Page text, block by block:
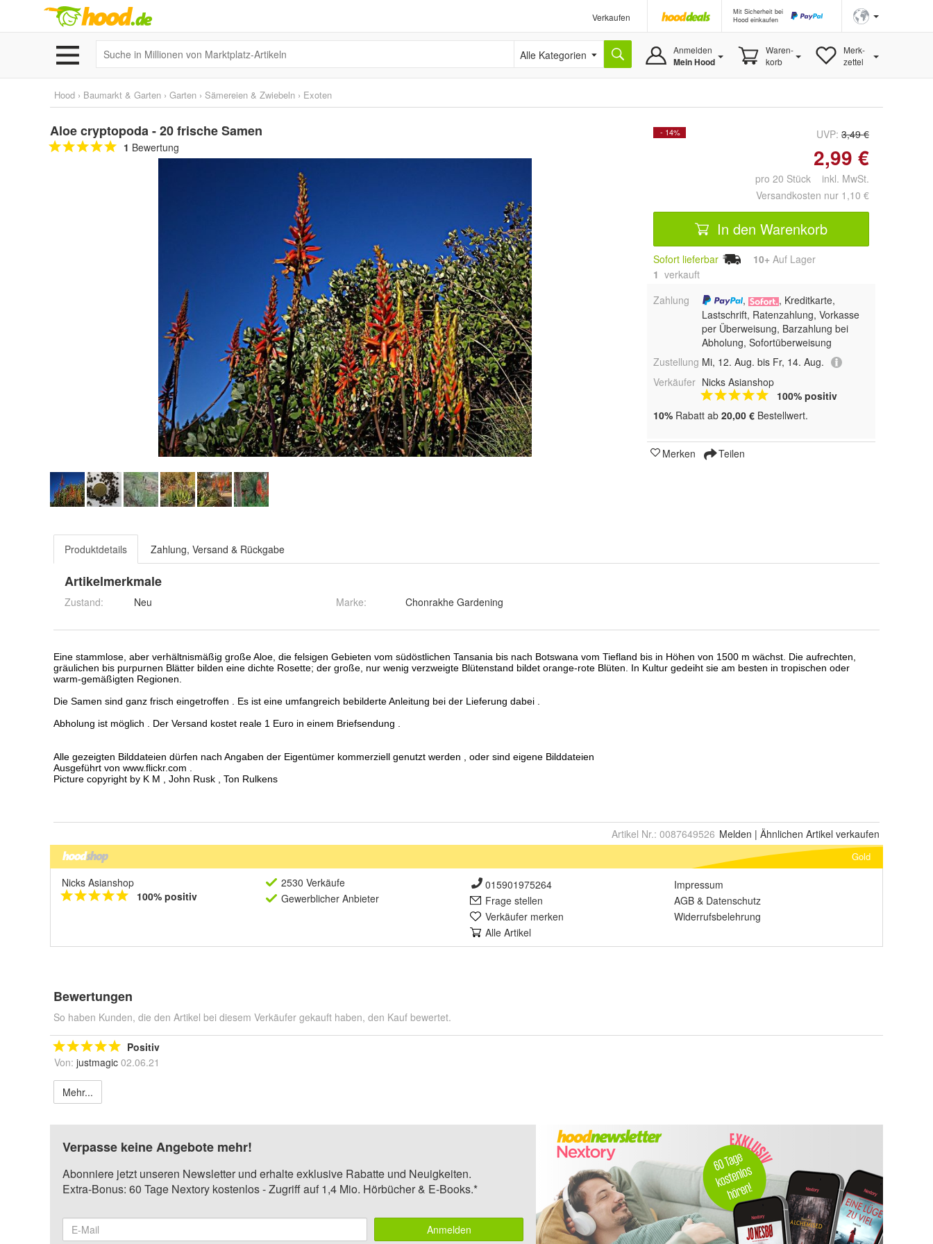
Verkaufen
Mit Sicherheit bei
Hood einkaufen
Alle Kategorien Anmelden
Mein Hood
Waren-
korb
Merk-
zettel
Hood › Baumarkt & Garten › Garten › Sämereien & Zwiebeln › Exoten
Aloe cryptopoda - 20 frische Samen
1 Bewertung
- 14% UVP: 3,49 €
2,99 €
pro 20 Stück inkl. MwSt.
Versandkosten nur 1,10 €
In den Warenkorb
Sofort lieferbar 10+ Auf Lager
1 verkauft
Zahlung
,
, Kreditkarte,
Lastschrift, Ratenzahlung, Vorkasse
per Überweisung, Barzahlung bei
Abholung, Sofortüberweisung
Zustellung Mi, 12. Aug. bis Fr, 14. Aug.
Verkäufer Nicks Asianshop
100% positiv
10% Rabatt ab 20,00 € Bestellwert.
Merken Teilen
Produktdetails Zahlung, Versand & Rückgabe
Artikelmerkmale
Zustand: Neu Marke: Chonrakhe Gardening
Artikel Nr.: 0087649526 Melden | Ähnlichen Artikel verkaufen
Gold
Nicks Asianshop
100% positiv
2530 Verkäufe
Gewerblicher Anbieter
015901975264
Frage stellen
Verkäufer merken
Alle Artikel
Impressum
AGB & Datenschutz
Widerrufsbelehrung
Bewertungen
So haben Kunden, die den Artikel bei diesem Verkäufer gekauft haben, den Kauf bewertet.
Positiv
Von: justmagic 02.06.21
Mehr...
Verpasse keine Angebote mehr!
Abonniere jetzt unseren Newsletter und erhalte exklusive Rabatte und Neuigkeiten.
Extra-Bonus: 60 Tage Nextory kostenlos - Zugriff auf 1,4 Mio. Hörbücher & E-Books.*
Anmelden